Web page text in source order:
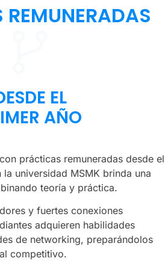
REMUNERADAS
EL
AÑO
prácticas remuneradas desde el
universidad MSMK brinda una
teoría y práctica.
y fuertes conexiones
adquieren habilidades
de networking, preparándolos
competitivo.